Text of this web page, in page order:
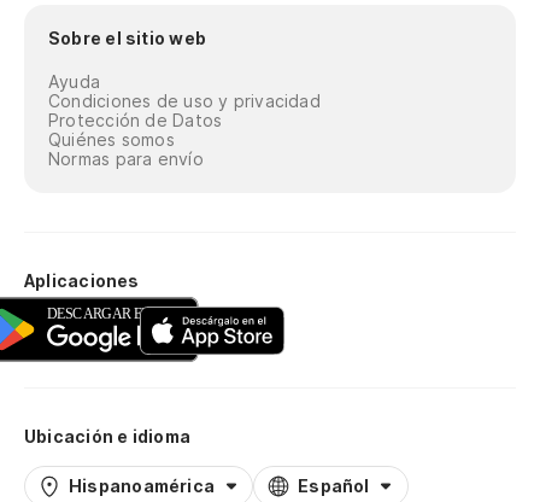
Sobre el sitio web
Ayuda
Condiciones de uso y privacidad
Protección de Datos
Quiénes somos
Normas para envío
Aplicaciones
Ubicación e idioma
Hispanoamérica Español